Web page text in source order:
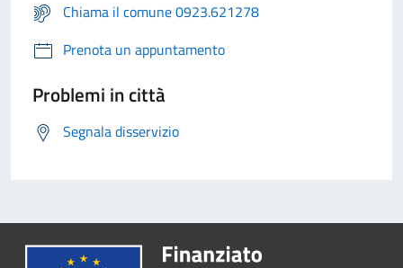
Chiama il comune 0923.621278
Prenota un appuntamento
Problemi in città
Segnala disservizio